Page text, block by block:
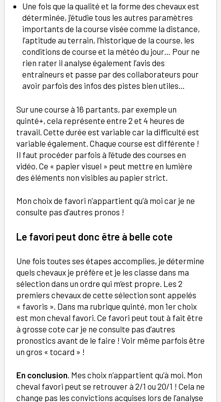
Une fois que la qualité et la forme des chevaux est
déterminée, j’étudie tous les autres paramètres
importants de la course visée comme la distance,
l’aptitude au terrain, l’historique de la course, les
conditions de course et la météo du jour… Pour ne
rien rater il analyse également l’avis des
entraîneurs et passe par des collaborateurs pour
avoir parfois des infos des pistes bien utiles…
Sur une course à 16 partants, par exemple un
quinté+, cela représente entre 2 et 4 heures de
travail. Cette durée est variable car la difficulté est
variable également. Chaque course est différente !
Il faut procéder parfois à l’étude des courses en
vidéo. Ce « papier visuel » peut mettre en lumière
des éléments non visibles au papier strict.
Mon choix de favori n’appartient qu’à moi car je ne
consulte pas d’autres pronos !
Le favori peut donc être à belle cote
Une fois toutes ses étapes accomplies, je détermine
quels chevaux je préfère et je les classe dans ma
sélection dans un ordre qui m’est propre. Les 2
premiers chevaux de cette sélection sont appelés
« favoris ». Dans ma rubrique quinté, mon 1er choix
est mon cheval favori. Ce favori peut tout à fait être
à grosse cote car je ne consulte pas d’autres
pronostics avant de le faire ! Voir même parfois être
un gros « tocard » !
En conclusion. Mes choix n’appartient qu’à moi. Mon
cheval favori peut se retrouver à 2/1 ou 20/1 ! Cela ne
change pas les convictions acquises lors de l’analyse